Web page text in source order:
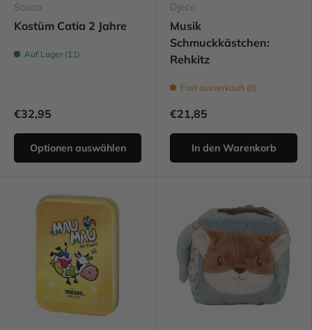
Souza
Kostüm Catia 2 Jahre
Auf Lager (11)
€32,95
Optionen auswählen
Djeco
Musik
Schmuckkästchen:
Rehkitz
Fast ausverkauft (8)
€21,85
In den Warenkorb